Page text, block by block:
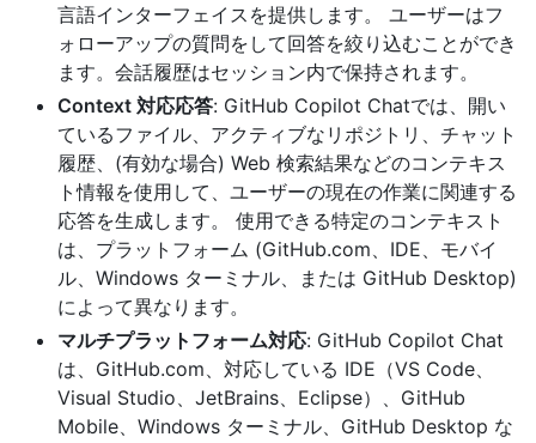
言語インターフェイスを提供します。 ユーザーはフ
ォローアップの質問をして回答を絞り込むことができ
ます。会話履歴はセッション内で保持されます。
Context 対応応答: GitHub Copilot Chatでは、開い
ているファイル、アクティブなリポジトリ、チャット
履歴、(有効な場合) Web 検索結果などのコンテキス
ト情報を使用して、ユーザーの現在の作業に関連する
応答を生成します。 使用できる特定のコンテキスト
は、プラットフォーム (GitHub.com、IDE、モバイ
ル、Windows ターミナル、または GitHub Desktop)
によって異なります。
マルチプラットフォーム対応: GitHub Copilot Chat
は、GitHub.com、対応している IDE（VS Code、
Visual Studio、JetBrains、Eclipse）、GitHub
Mobile、Windows ターミナル、GitHub Desktop な